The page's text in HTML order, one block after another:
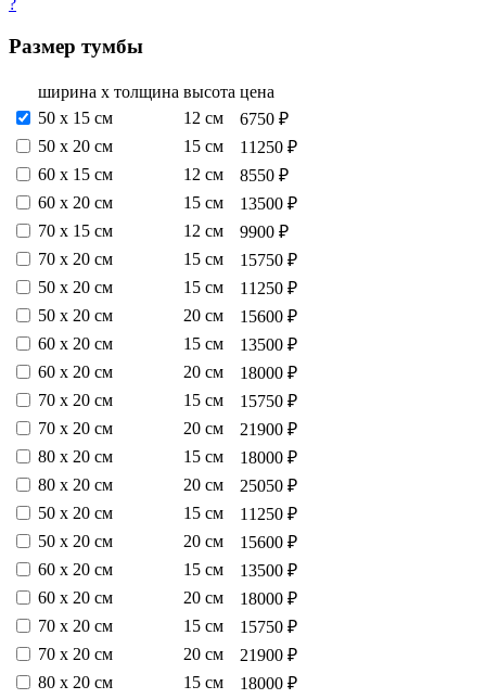
?
Размер тумбы
ширина х толщина высота цена
50 х 15 см
12 см
6750 ₽
50 х 20 см
15 см
11250 ₽
60 х 15 см
12 см
8550 ₽
60 х 20 см
15 см
13500 ₽
70 х 15 см
12 см
9900 ₽
70 х 20 см
15 см
15750 ₽
50 х 20 см
15 см
11250 ₽
50 х 20 см
20 см
15600 ₽
60 х 20 см
15 см
13500 ₽
60 х 20 см
20 см
18000 ₽
70 х 20 см
15 см
15750 ₽
70 х 20 см
20 см
21900 ₽
80 х 20 см
15 см
18000 ₽
80 х 20 см
20 см
25050 ₽
50 х 20 см
15 см
11250 ₽
50 х 20 см
20 см
15600 ₽
60 х 20 см
15 см
13500 ₽
60 х 20 см
20 см
18000 ₽
70 х 20 см
15 см
15750 ₽
70 х 20 см
20 см
21900 ₽
80 х 20 см
15 см
18000 ₽